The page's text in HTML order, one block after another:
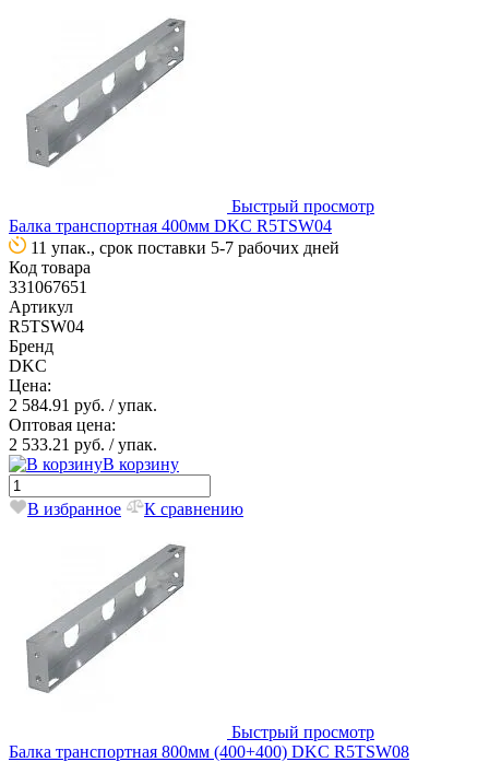
Быстрый просмотр
Балка транспортная 400мм DKC R5TSW04
11 упак., срок поставки 5-7 рабочих дней
Код товара
331067651
Артикул
R5TSW04
Бренд
DKC
Цена:
2 584.91 руб. / упак.
Оптовая цена:
2 533.21 руб. / упак.
В корзину
В избранное К сравнению
Быстрый просмотр
Балка транспортная 800мм (400+400) DKC R5TSW08